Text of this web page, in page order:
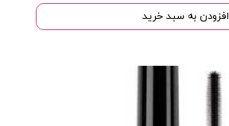
افزودن به سبد خرید